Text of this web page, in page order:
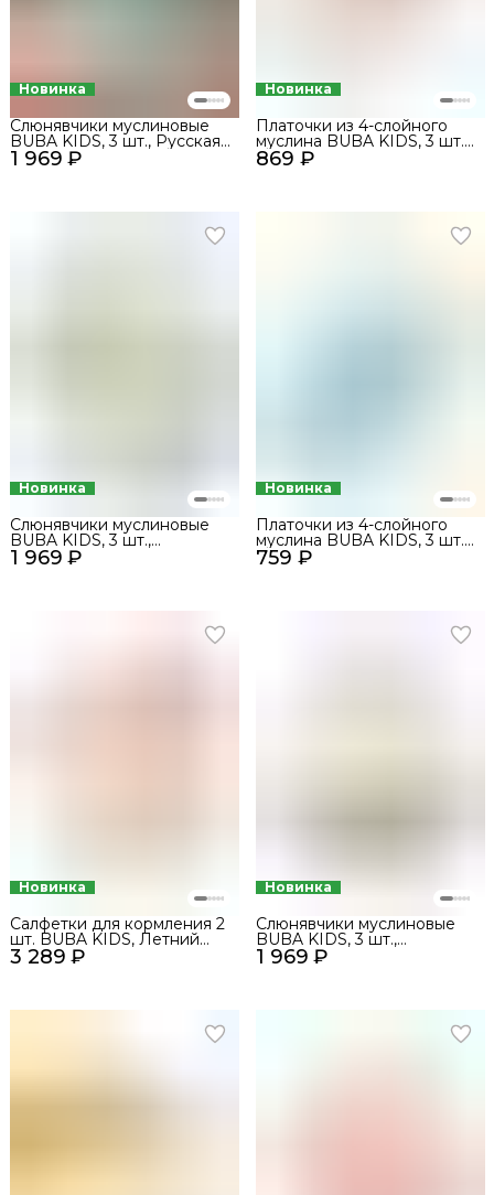
Новинка
1 969 ₽
Слюнявчики муслиновые
BUBA KIDS, 3 шт., Русская
Арктика/Сливочный/
Туманное утро
Новинка
869 ₽
Платочки из 4-слойного
муслина BUBA KIDS, 3 шт.,
Песня севера/Пудра/
Сливочный, 20х20
Новинка
1 969 ₽
Слюнявчики муслиновые
BUBA KIDS, 3 шт.,
Северный лес/Сливочный/
Морская пена
Новинка
759 ₽
Платочки из 4-слойного
муслина BUBA KIDS, 3 шт.,
Речная вода/Сливочный,
20х20
Новинка
3 289 ₽
Салфетки для кормления 2
шт. BUBA KIDS, Летний
полдень/Пудра
Новинка
1 969 ₽
Слюнявчики муслиновые
BUBA KIDS, 3 шт.,
Заповедный лес/Миндаль/
Сливочный